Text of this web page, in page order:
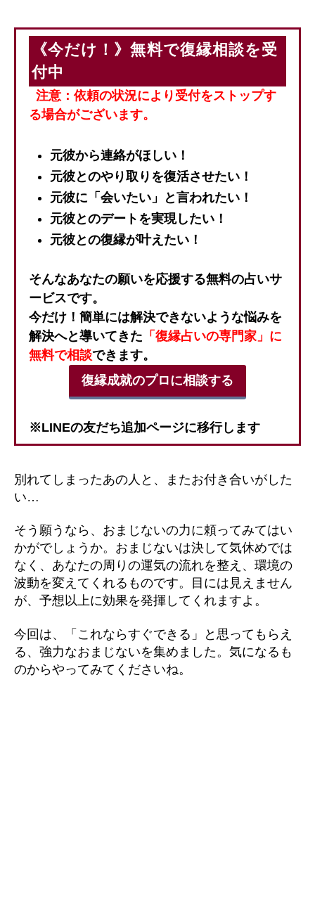
《今だけ！》無料で復縁相談を受
付中
注意：依頼の状況により受付をストップす
る場合がございます。
元彼から連絡がほしい！
元彼とのやり取りを復活させたい！
元彼に「会いたい」と言われたい！
元彼とのデートを実現したい！
元彼との復縁が叶えたい！
そんなあなたの願いを応援する無料の占いサ
ービスです。
今だけ！簡単には解決できないような悩みを
解決へと導いてきた 「復縁占いの専門家」に
無料で相談できます。
復縁成就のプロに相談する
※LINEの友だち追加ページに移行します
別れてしまったあの人と、またお付き合いがした
い…
そう願うなら、おまじないの力に頼ってみてはい
かがでしょうか。おまじないは決して気休めでは
なく、あなたの周りの運気の流れを整え、環境の
波動を変えてくれるものです。目には見えません
が、予想以上に効果を発揮してくれますよ。
今回は、「これならすぐできる」と思ってもらえ
る、強力なおまじないを集めました。気になるも
のからやってみてくださいね。